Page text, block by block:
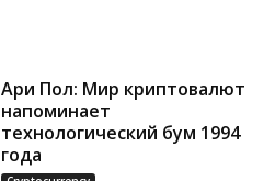
Ари Пол: Мир криптовалют
напоминает
технологический бум 1994
года